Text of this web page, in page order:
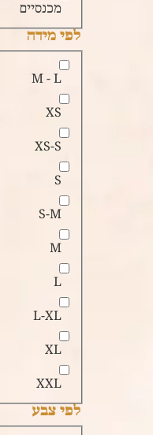
מכנסיים
לפי מידה
M - L
XS
XS-S
S
S-M
M
L
L-XL
XL
XXL
לפי צבע